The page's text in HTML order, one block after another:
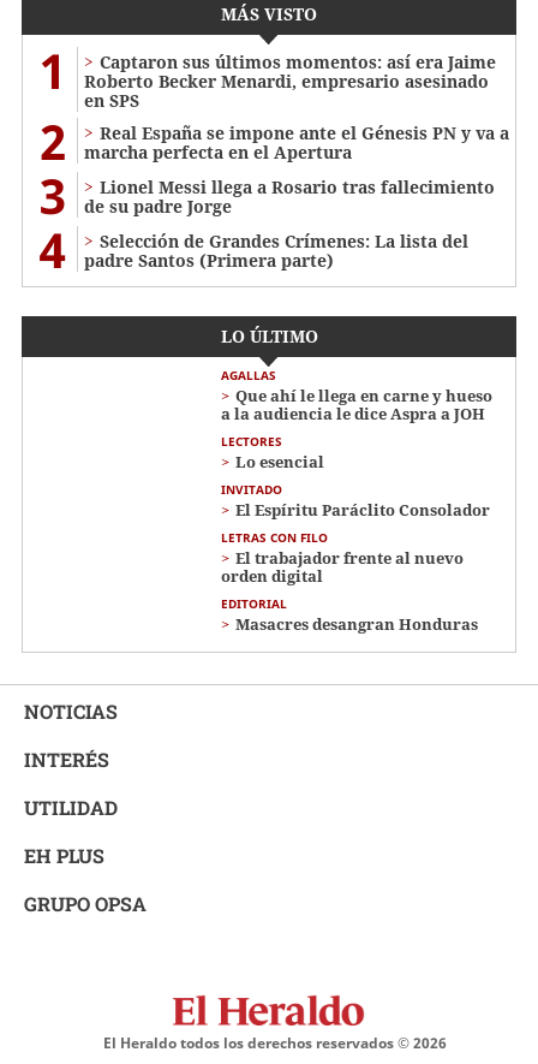
MÁS VISTO
1
Captaron sus últimos momentos: así era Jaime
Roberto Becker Menardi​​​, empresario asesinado
en SPS
2
Real España se impone ante el Génesis PN y va a
marcha perfecta en el Apertura
3
Lionel Messi llega a Rosario tras fallecimiento
de su padre Jorge
4
Selección de Grandes Crímenes: La lista del
padre Santos (Primera parte)
LO ÚLTIMO
AGALLAS
Que ahí le llega en carne y hueso
a la audiencia le dice Aspra a JOH
LECTORES
Lo esencial
INVITADO
El Espíritu Paráclito Consolador
LETRAS CON FILO
El trabajador frente al nuevo
orden digital
EDITORIAL
Masacres desangran Honduras
NOTICIAS
INTERÉS
UTILIDAD
EH PLUS
GRUPO OPSA
El Heraldo todos los derechos reservados ©2026